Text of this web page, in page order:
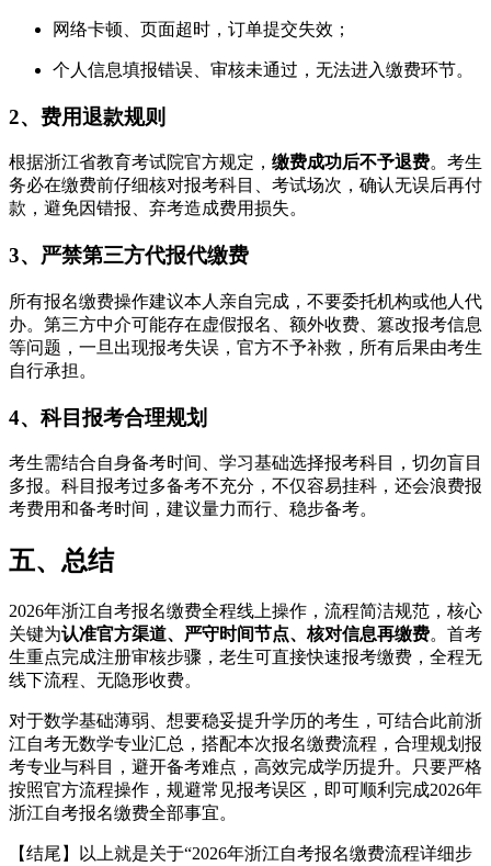
网络卡顿、页面超时，订单提交失效；
个人信息填报错误、审核未通过，无法进入缴费环节。
2、费用退款规则
根据浙江省教育考试院官方规定， 缴费成功后不予退费。考生
务必在缴费前仔细核对报考科目、考试场次，确认无误后再付
款，避免因错报、弃考造成费用损失。
3、严禁第三方代报代缴费
所有报名缴费操作建议本人亲自完成，不要委托机构或他人代
办。第三方中介可能存在虚假报名、额外收费、篡改报考信息
等问题，一旦出现报考失误，官方不予补救，所有后果由考生
自行承担。
4、科目报考合理规划
考生需结合自身备考时间、学习基础选择报考科目，切勿盲目
多报。科目报考过多备考不充分，不仅容易挂科，还会浪费报
考费用和备考时间，建议量力而行、稳步备考。
五、总结
2026年浙江自考报名缴费全程线上操作，流程简洁规范，核心
关键为认准官方渠道、严守时间节点、核对信息再缴费。首考
生重点完成注册审核步骤，老生可直接快速报考缴费，全程无
线下流程、无隐形收费。
对于数学基础薄弱、想要稳妥提升学历的考生，可结合此前浙
江自考无数学专业汇总，搭配本次报名缴费流程，合理规划报
考专业与科目，避开备考难点，高效完成学历提升。只要严格
按照官方流程操作，规避常见报考误区，即可顺利完成2026年
浙江自考报名缴费全部事宜。
【结尾】以上就是关于“2026年浙江自考报名缴费流程详细步